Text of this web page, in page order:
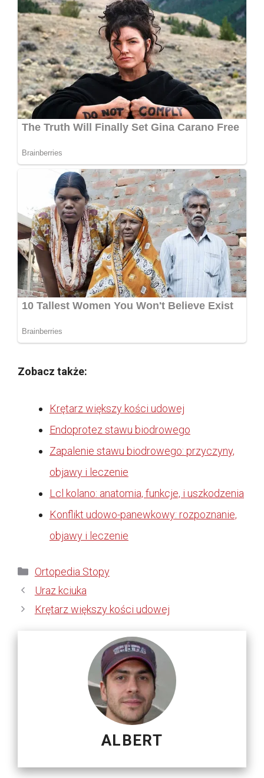
Zobacz także:
Krętarz większy kości udowej
Endoprotez stawu biodrowego
Zapalenie stawu biodrowego: przyczyny,
objawy i leczenie
Lcl kolano: anatomia, funkcje, i uszkodzenia
Konflikt udowo-panewkowy: rozpoznanie,
objawy i leczenie
Kategorie
Ortopedia Stopy
Uraz kciuka
Krętarz większy kości udowej
ALBERT